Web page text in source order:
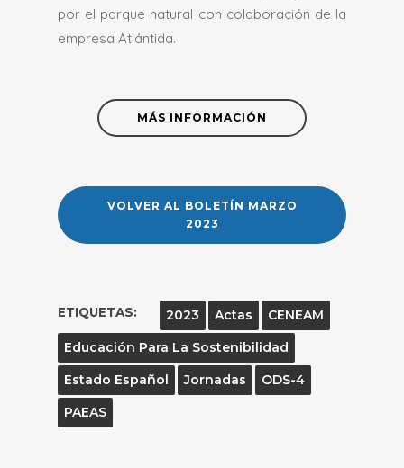
por el parque natural con colaboración de la
empresa Atlántida.
MÁS INFORMACIÓN
VOLVER AL BOLETÍN MARZO
2023
ETIQUETAS: 2023 Actas
CENEAM
Educación Para La Sostenibilidad
Estado Español
Jornadas
ODS-4
PAEAS